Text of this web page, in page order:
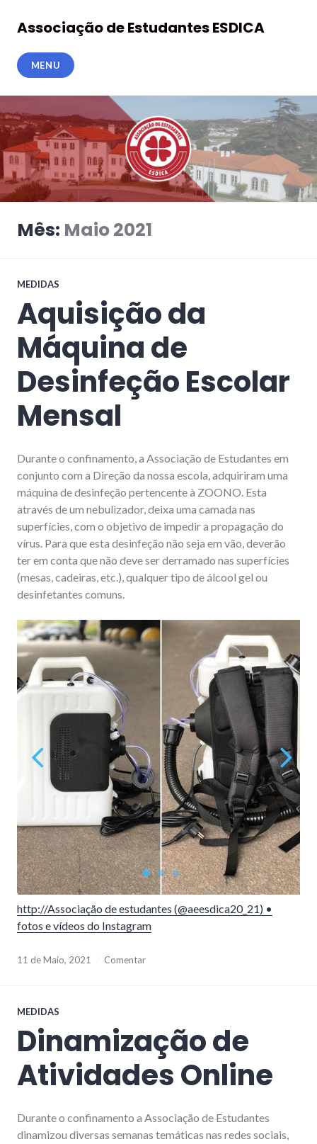
para
conteúdo
Associação de Estudantes ESDICA
MENU
Mês: Maio 2021
MEDIDAS
Aquisição da
Máquina de
Desinfeção Escolar
Mensal
Durante o confinamento, a Associação de Estudantes em
conjunto com a Direção da nossa escola, adquiriram uma
máquina de desinfeção pertencente à ZOONO. Esta
através de um nebulizador, deixa uma camada nas
superfícies, com o objetivo de impedir a propagação do
vírus. Para que esta desinfeção não seja em vão, deverão
ter em conta que não deve ser derramado nas superfícies
(mesas, cadeiras, etc.), qualquer tipo de álcool gel ou
desinfetantes comuns.
http://Associação de estudantes (@aeesdica20_21) •
fotos e vídeos do Instagram
11 de Maio, 2021 Comentar
MEDIDAS
Dinamização de
Atividades Online
Durante o confinamento a Associação de Estudantes
dinamizou diversas semanas temáticas nas redes sociais,